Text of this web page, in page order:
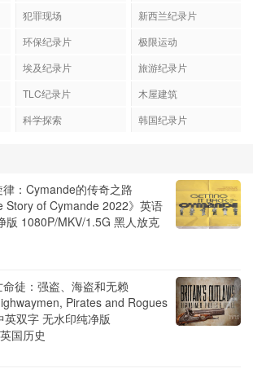
犯罪现场
新西兰纪录片
环保纪录片
极限运动
埃及纪录片
旅游纪录片
TLC纪录片
木屋建筑
科学探索 韩国纪录片
：Cymande的传奇之路
Story of Cymande 2022》英语
版 1080P/MKV/1.5G 黑人放克
徒：强盗、海盗和无赖
Pirates and Rogues
双字 无水印纯净版
国历史